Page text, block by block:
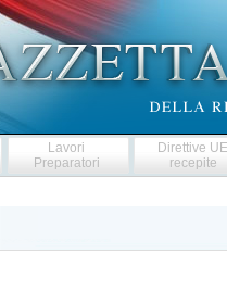
Lavori
Preparatori
Direttive
recepite